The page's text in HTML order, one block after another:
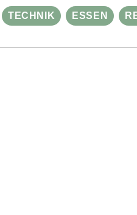
TECHNIK ESSEN